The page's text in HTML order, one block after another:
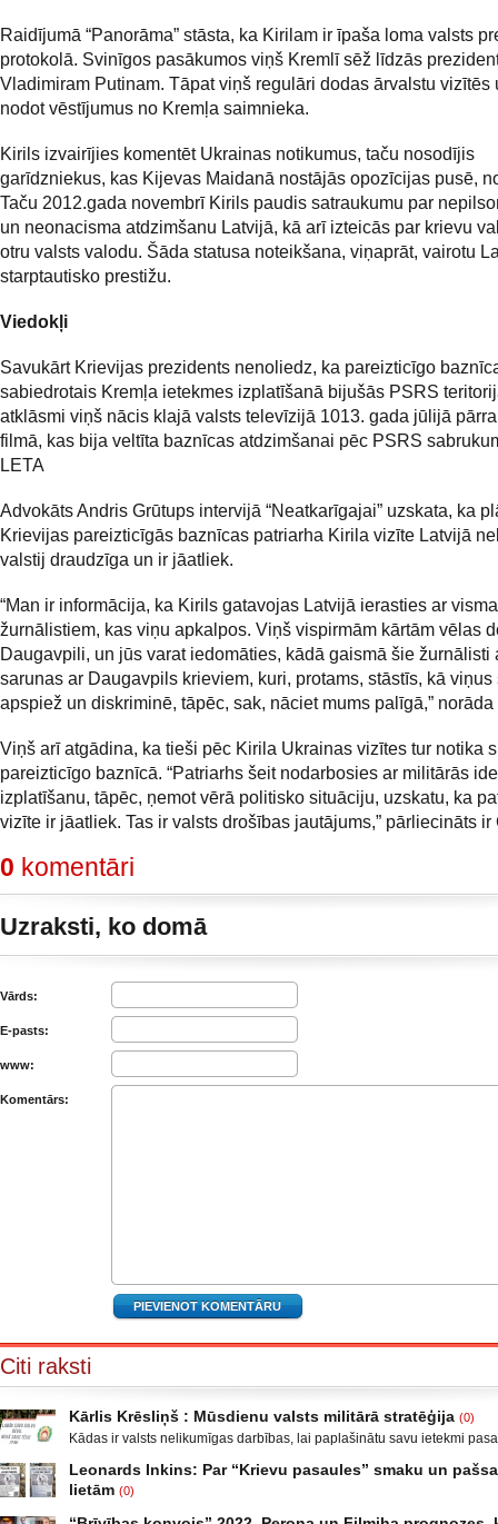
Raidījumā “Panorāma” stāsta, ka Kirilam ir īpaša loma valsts
protokolā. Svinīgos pasākumos viņš Kremlī sēž līdzās
Vladimiram Putinam. Tāpat viņš regulāri dodas ārvalstu vizītēs
nodot vēstījumus no Kremļa saimnieka.
Kirils izvairījies komentēt Ukrainas notikumus, taču nosodījis
garīdzniekus, kas Kijevas Maidanā nostājās opozīcijas pusē,
Taču 2012.gada novembrī Kirils paudis satraukumu par
un neonacisma atdzimšanu Latvijā, kā arī izteicās par krievu
otru valsts valodu. Šāda statusa noteikšana, viņaprāt, vairotu
starptautisko prestižu.
Viedokļi
Savukārt Krievijas prezidents nenoliedz, ka pareizticīgo
sabiedrotais Kremļa ietekmes izplatīšanā bijušās PSRS
atklāsmi viņš nācis klajā valsts televīzijā 1013. gada jūlijā
filmā, kas bija veltīta baznīcas atdzimšanai pēc PSRS
LETA
Advokāts Andris Grūtups intervijā “Neatkarīgajai” uzskata, ka
Krievijas pareizticīgās baznīcas patriarha Kirila vizīte Latvijā
valstij draudzīga un ir jāatliek.
“Man ir informācija, ka Kirils gatavojas Latvijā ierasties ar
žurnālistiem, kas viņu apkalpos. Viņš vispirmām kārtām vēlas
Daugavpili, un jūs varat iedomāties, kādā gaismā šie žurnālisti
sarunas ar Daugavpils krieviem, kuri, protams, stāstīs, kā viņus
apspiež un diskriminē, tāpēc, sak, nāciet mums palīgā,” norāda
Viņš arī atgādina, ka tieši pēc Kirila Ukrainas vizītes tur notika
pareizticīgo baznīcā. “Patriarhs šeit nodarbosies ar militārās
izplatīšanu, tāpēc, ņemot vērā politisko situāciju, uzskatu, ka
vizīte ir jāatliek. Tas ir valsts drošības jautājums,” pārliecināts ir
0 komentāri
Uzraksti, ko domā
Vārds:
E-pasts:
www:
Komentārs:
Citi raksti
Kārlis Krēsliņš : Mūsdienu valsts militārā stratēģija (0)
Kādas ir valsts nelikumīgas darbības, lai paplašinātu savu ietekmi
Krievijas un ar to aizstāvēšanu pamatots iebrukums Gruzijā. Ukrainā
un izveidot militāro konfliktu Doņeckas un Luganskas novados. Vai tas
neatgādina to, kā attīstījās notikumi pirms II pasaules kara? Nākamais
Leonards Inkins: Par “Krievu pasaules” smaku un
lietām (0)